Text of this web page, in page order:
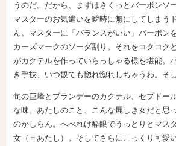
うのだ。だから、まずはさくっとバーボンソ
マスターのお気遣いを瞬時に無にしてしまう
ん。マスターに「バランスがいい」バーボン
カーズマークのソーダ割り。それをコクコク
がカクテルを作っていらっしゃる様を堪能。
き手技、いつ観ても惚れ惚れしちゃうわ。そ
旬の巨峰とブランデーのカクテル、セプドー
な味。あたしのこと、こんな麗しき女だと思
のかしらん。へべれけ酔眼でうっとりとマス
女（＝あたし）。そしてさらにこっくり可愛